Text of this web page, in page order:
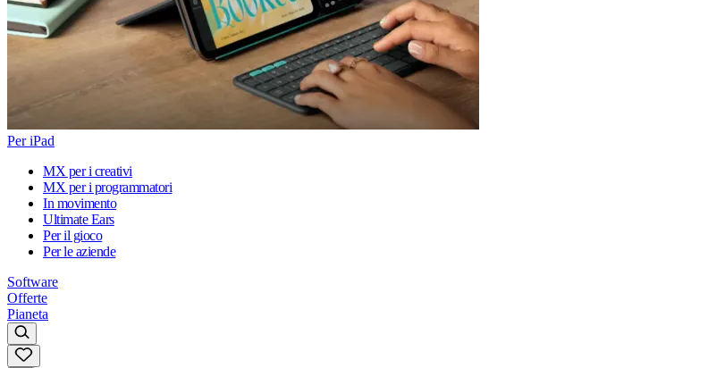
Per iPad
MX per i creativi
MX per i programmatori
In movimento
Ultimate Ears
Per il gioco
Per le aziende
Software
Offerte
Pianeta